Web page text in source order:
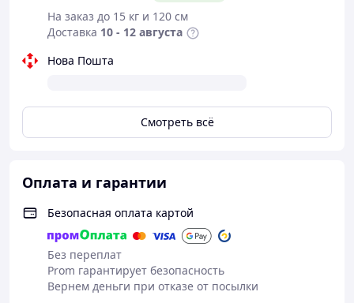
На заказ до 15 кг и 120 см
Доставка 10 - 12 августа
Нова Пошта
Смотреть всё
Оплата и гарантии
Безопасная оплата картой
Без переплат
Prom гарантирует безопасность
Вернем деньги при отказе от посылки